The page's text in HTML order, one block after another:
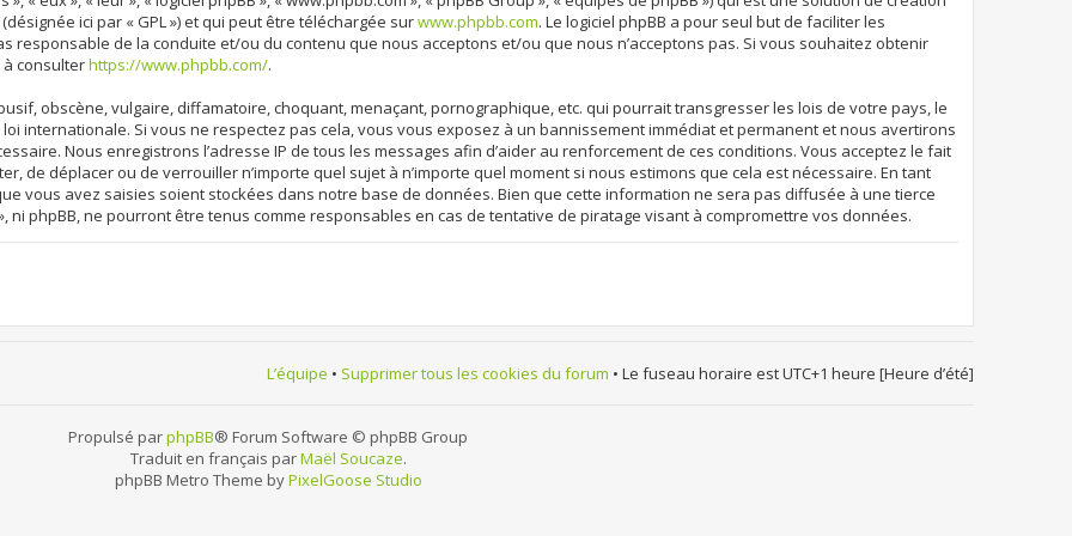
ici par « GPL ») et qui peut être téléchargée surwww.phpbb.com. Le logiciel phpBB a pour seul but de faciliter les
responsable de la conduite et/ou du contenu que nous acceptons et/ou que nous n’acceptons pas. Si vous souhaitez obtenir
à consulterhttps://www.phpbb.com/.
obscène, vulgaire, diffamatoire, choquant, menaçant, pornographique, etc. qui pourrait transgresser les lois de votre pays, le
internationale. Si vous ne respectez pas cela, vous vous exposez à un bannissement immédiat et permanent et nous avertirons
Nous enregistrons l’adresse IP de tous les messages afin d’aider au renforcement de ces conditions. Vous acceptez le fait
de déplacer ou de verrouiller n’importe quel sujet à n’importe quel moment si nous estimons que cela est nécessaire. En tant
vous avez saisies soient stockées dans notre base de données. Bien que cette information ne sera pas diffusée à une tierce
ni phpBB, ne pourront être tenus comme responsables en cas de tentative de piratage visant à compromettre vos données.
L’équipe • Supprimer tous les cookies du forum • Le fuseau horaire est UTC+1 heure [Heure d’été]
Propulsé parphpBB® Forum Software © phpBB Group
Traduit en français parMaël Soucaze.
phpBB Metro Theme byPixelGoose Studio